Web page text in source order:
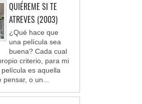
QUIÉREME SI TE
ATREVES (2003)
¿Qué hace que
una película sea
buena? Cada cual
criterio, para mi
es aquella
pensar, o un...